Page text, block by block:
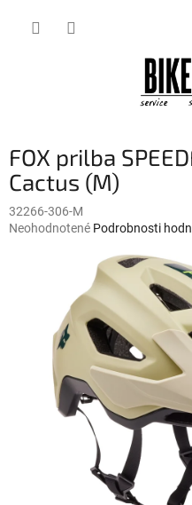
FOX prilba
Cactus (M)
32266-306-M
Priemerné
hviezdičiek.
Neohodnotené Podrobnosti